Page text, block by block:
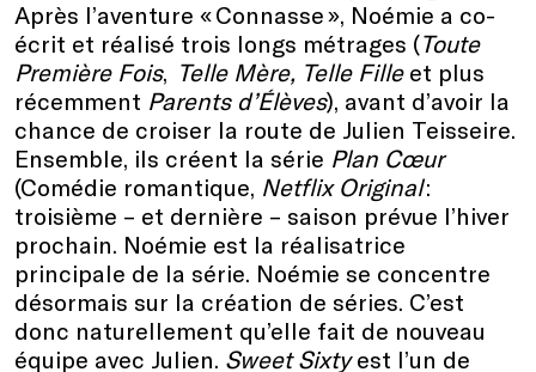
Après l’aventure « Connasse », Noémie a co-
écrit et réalisé trois longs métrages (Toute
Première Fois, Telle Mère, Telle Filleet plus
récemment Parents d’Élèves), avant d’avoir la
chance de croiser la route de Julien Teisseire.
Ensemble, ils créent la série Plan Cœur
(Comédie romantique, Netflix Original:
troisième – et dernière – saison prévue l’hiver
prochain. Noémie est la réalisatrice
principale de la série. Noémie se concentre
désormais sur la création de séries. C’est
donc naturellement qu’elle fait de nouveau
équipe avec Julien. Sweet Sixtyest l’un de